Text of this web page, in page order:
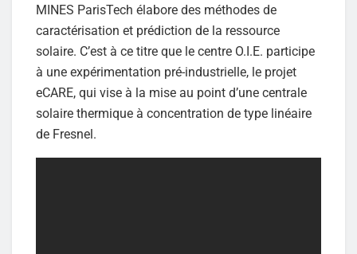
MINES ParisTech élabore des méthodes de
caractérisation et prédiction de la ressource
solaire. C’est à ce titre que le centre O.I.E. participe
à une expérimentation pré-industrielle, le projet
eCARE, qui vise à la mise au point d’une centrale
solaire thermique à concentration de type linéaire
de Fresnel.